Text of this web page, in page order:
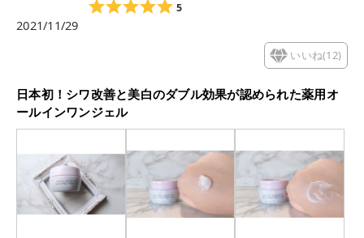
5
2021/11/29
いいね(12)
日本初！シワ改善と美白のダブル効果が認められた薬用オ
ールインワンジェル